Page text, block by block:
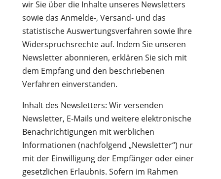
wir Sie über die Inhalte unseres Newsletters
sowie das Anmelde-, Versand- und das
statistische Auswertungsverfahren sowie Ihre
Widerspruchsrechte auf. Indem Sie unseren
Newsletter abonnieren, erklären Sie sich mit
dem Empfang und den beschriebenen
Verfahren einverstanden.
Inhalt des Newsletters: Wir versenden
Newsletter, E-Mails und weitere elektronische
Benachrichtigungen mit werblichen
Informationen (nachfolgend „Newsletter“) nur
mit der Einwilligung der Empfänger oder einer
gesetzlichen Erlaubnis. Sofern im Rahmen